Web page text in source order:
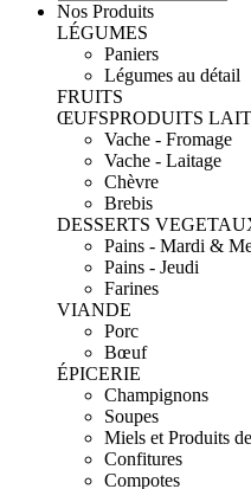
Nos Produits
LÉGUMES
Paniers
Légumes au détail
FRUITS
ŒUFSPRODUITS
Vache - Fromage
Vache - Laitage
Chèvre
Brebis
DESSERTS
Pains - Mardi &
Pains - Jeudi
Farines
VIANDE
Porc
Bœuf
ÉPICERIE
Champignons
Soupes
Miels et Produits
Confitures
Compotes